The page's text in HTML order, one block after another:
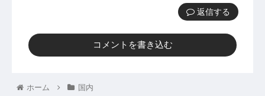
返信
コメントを書き込む
ホーム 国内